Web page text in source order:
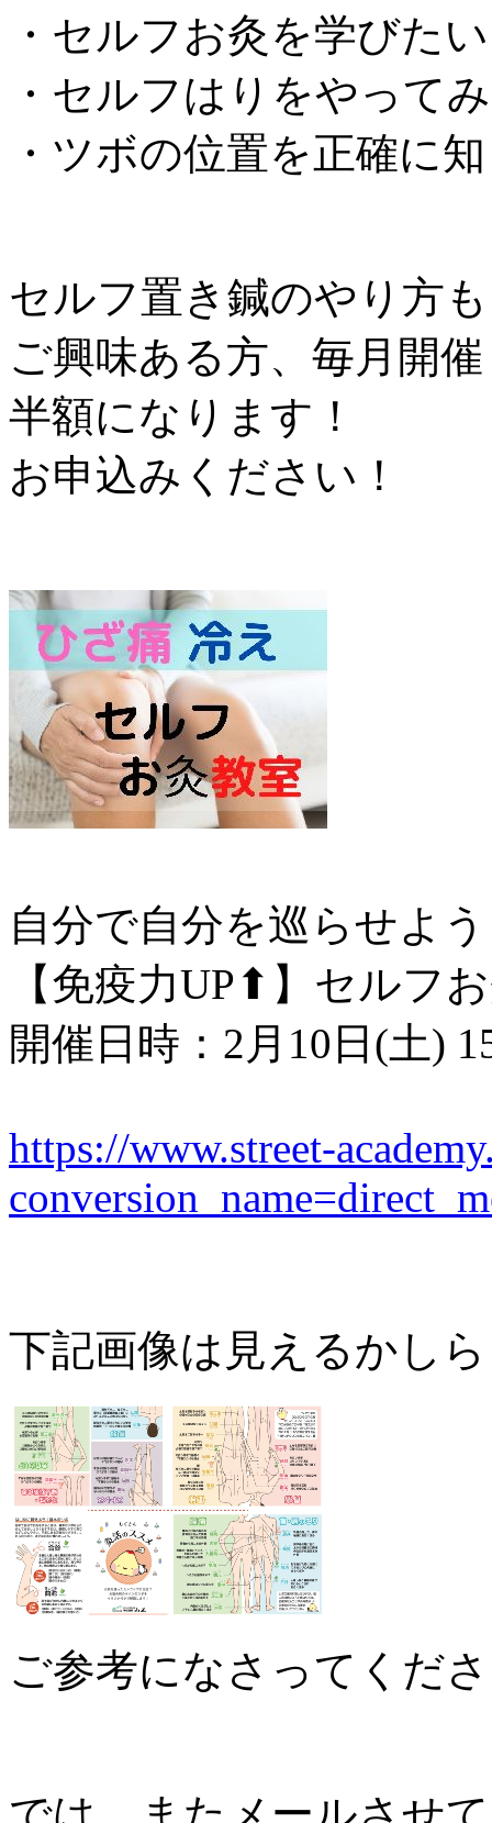
・セルフお灸を学びた
・セルフはりをやって
・ツボの位置を正確に
セルフ置き鍼のやり方
ご興味ある方、毎月開
半額になります！
お申込みください！
自分で自分を巡らせよ
【免疫力UP⬆】セルフ
開催日時：2月10日(土)
https://www.street-
下記画像は見えるかし
ご参考になさってくだ
では、またメールさせ